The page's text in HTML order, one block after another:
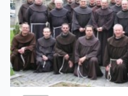
választották meg
Jakabot provinciális-
definitórium további
délután vagy